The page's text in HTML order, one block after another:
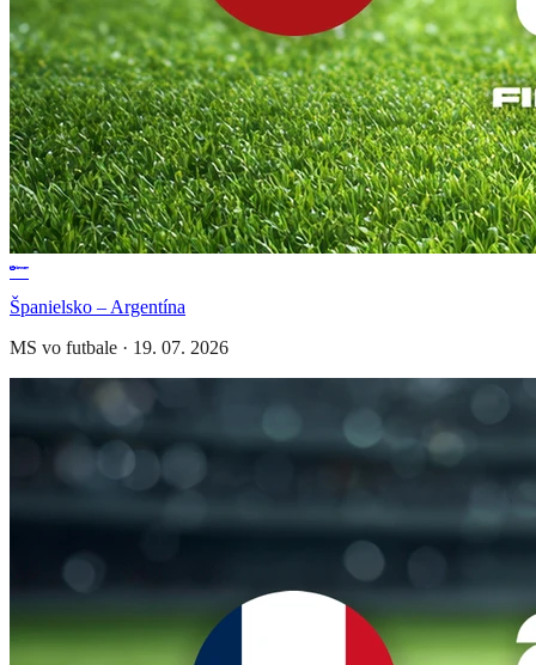
Španielsko – Argentína
MS vo futbale · 19. 07. 2026